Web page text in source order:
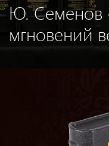
Ю. Семенов
мгновений